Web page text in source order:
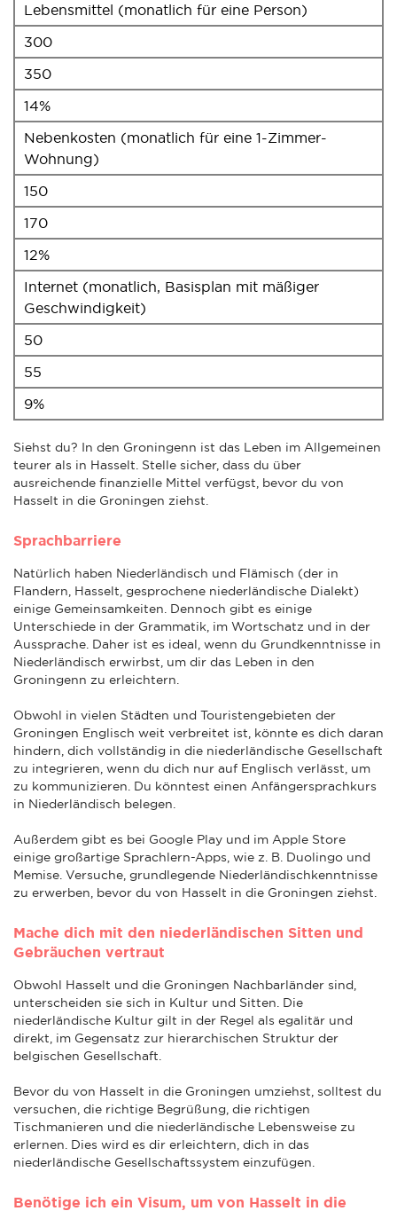
Lebensmittel (monatlich für eine Person)
300
350
14%
Nebenkosten (monatlich für eine 1-Zimmer-
Wohnung)
150
170
12%
Internet (monatlich, Basisplan mit mäßiger
Geschwindigkeit)
50
55
9%
Siehst du? In den Groningenn ist das Leben im Allgemeinen
teurer als in Hasselt. Stelle sicher, dass du über
ausreichende finanzielle Mittel verfügst, bevor du von
Hasselt in die Groningen ziehst.
Sprachbarriere
Natürlich haben Niederländisch und Flämisch (der in
Flandern, Hasselt, gesprochene niederländische Dialekt)
einige Gemeinsamkeiten. Dennoch gibt es einige
Unterschiede in der Grammatik, im Wortschatz und in der
Aussprache. Daher ist es ideal, wenn du Grundkenntnisse in
Niederländisch erwirbst, um dir das Leben in den
Groningenn zu erleichtern.
Obwohl in vielen Städten und Touristengebieten der
Groningen Englisch weit verbreitet ist, könnte es dich daran
hindern, dich vollständig in die niederländische Gesellschaft
zu integrieren, wenn du dich nur auf Englisch verlässt, um
zu kommunizieren. Du könntest einen Anfängersprachkurs
in Niederländisch belegen.
Außerdem gibt es bei Google Play und im Apple Store
einige großartige Sprachlern-Apps, wie z. B. Duolingo und
Memise. Versuche, grundlegende Niederländischkenntnisse
zu erwerben, bevor du von Hasselt in die Groningen ziehst.
Mache dich mit den niederländischen Sitten und
Gebräuchen vertraut
Obwohl Hasselt und die Groningen Nachbarländer sind,
unterscheiden sie sich in Kultur und Sitten. Die
niederländische Kultur gilt in der Regel als egalitär und
direkt, im Gegensatz zur hierarchischen Struktur der
belgischen Gesellschaft.
Bevor du von Hasselt in die Groningen umziehst, solltest du
versuchen, die richtige Begrüßung, die richtigen
Tischmanieren und die niederländische Lebensweise zu
erlernen. Dies wird es dir erleichtern, dich in das
niederländische Gesellschaftssystem einzufügen.
Benötige ich ein Visum, um von Hasselt in die